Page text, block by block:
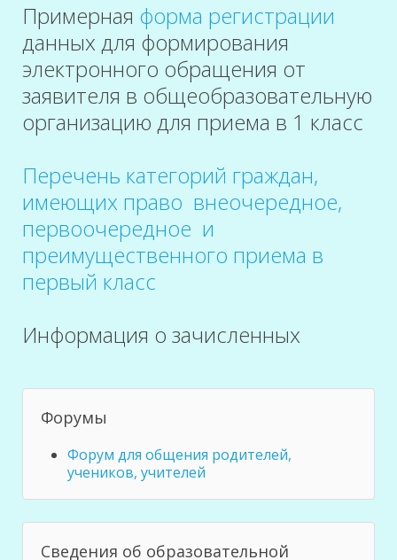
Примерная форма регистрации
данных для формирования
электронного обращения от
заявителя в общеобразовательную
организацию для приема в 1 класс
Перечень категорий граждан,
имеющих право внеочередное,
первоочередное и
преимущественного приема в
первый класс
Информация о зачисленных
Форумы
Форум для общения родителей,
учеников, учителей
Сведения об образовательной